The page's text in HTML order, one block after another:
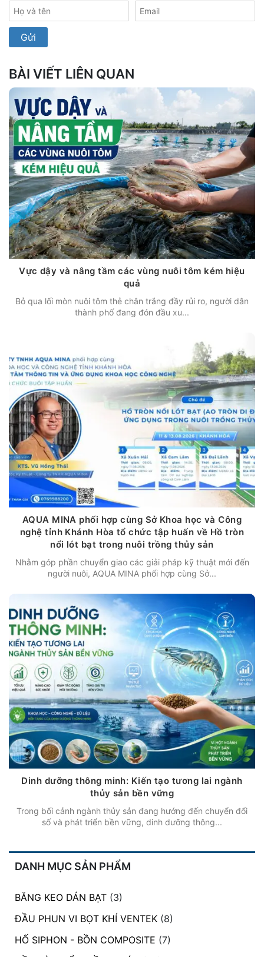
BÀI VIẾT LIÊN QUAN
Vực dậy và nâng tầm các vùng nuôi tôm kém hiệu
quả
Bỏ qua lối mòn nuôi tôm thẻ chân trắng đầy rủi ro, người dân
thành phố đang đón đầu xu...
AQUA MINA phối hợp cùng Sở Khoa học và Công
nghệ tỉnh Khánh Hòa tổ chức tập huấn về Hồ tròn
nổi lót bạt trong nuôi trồng thủy sản
Nhằm góp phần chuyển giao các giải pháp kỹ thuật mới đến
người nuôi, AQUA MINA phối hợp cùng Sở...
Dinh dưỡng thông minh: Kiến tạo tương lai ngành
thủy sản bền vững
Trong bối cảnh ngành thủy sản đang hướng đến chuyển đổi
số và phát triển bền vững, dinh dưỡng thông...
DANH MỤC SẢN PHẨM
BĂNG KEO DÁN BẠT (3)
ĐẦU PHUN VI BỌT KHÍ VENTEK (8)
HỐ SIPHON - BỒN COMPOSITE (7)